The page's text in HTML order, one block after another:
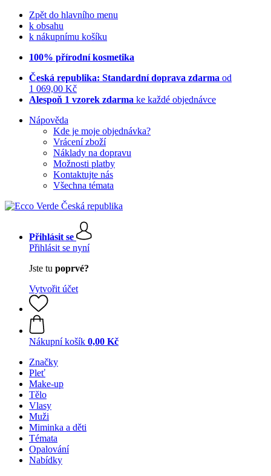
Zpět do hlavního menu
k obsahu
k nákupnímu košíku
100% přírodní kosmetika
Česká republika: Standardní doprava zdarma od
1 069,00 Kč
Alespoň 1 vzorek zdarma ke každé objednávce
Nápověda
Kde je moje objednávka?
Vrácení zboží
Náklady na dopravu
Možnosti platby
Kontaktujte nás
Všechna témata
Přihlásit se
Přihlásit se nyní
Jste tu poprvé?
Vytvořit účet
Nákupní košík 0,00 Kč
Značky
Pleť
Make-up
Tělo
Vlasy
Muži
Miminka a děti
Témata
Opalování
Nabídky